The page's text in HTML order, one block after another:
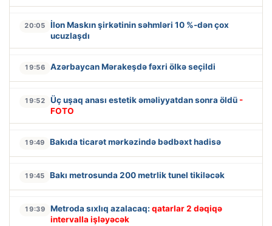
20:05
İlon Maskın şirkətinin səhmləri 10 %-dən çox
ucuzlaşdı
19:56 Azərbaycan Mərakeşdə fəxri ölkə seçildi
19:52 Üç uşaq anası estetik əməliyyatdan sonra öldü -
FOTO
19:49 Bakıda ticarət mərkəzində bədbəxt hadisə
19:45 Bakı metrosunda 200 metrlik tunel tikiləcək
19:39 Metroda sıxlıq azalacaq: qatarlar 2 dəqiqə
intervalla işləyəcək